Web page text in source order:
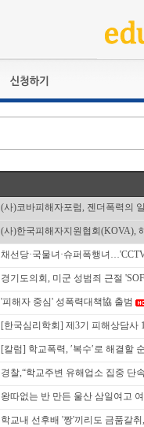
교육훈련
자격심사
자격복원
(사)코바피해자포럼, 젠더폭력의
(사)한국피해자지원협회(KOVA),
채선당·국물녀·슈퍼폭행녀
경기도의회, 미군 성범죄 근절
'피해자 중심' 성폭력대책協 출범
[한국심리학회] 제3기 피해상담
[칼럼] 학교폭력, ′복수′로 해결할
경찰,“학교주변 유해업소 집중 단
왕따없는 반 만든 울산 삼일여고
학교내 선후배 '짱'끼리도 금품갈